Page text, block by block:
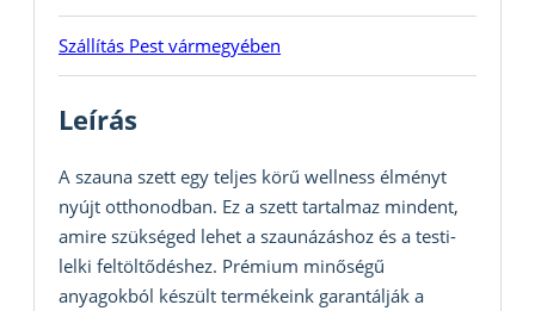
Szállítás Pest vármegyében
Leírás
A szauna szett egy teljes körű wellness élményt
nyújt otthonodban. Ez a szett tartalmaz mindent,
amire szükséged lehet a szaunázáshoz és a testi-
lelki feltöltődéshez. Prémium minőségű
anyagokból készült termékeink garantálják a